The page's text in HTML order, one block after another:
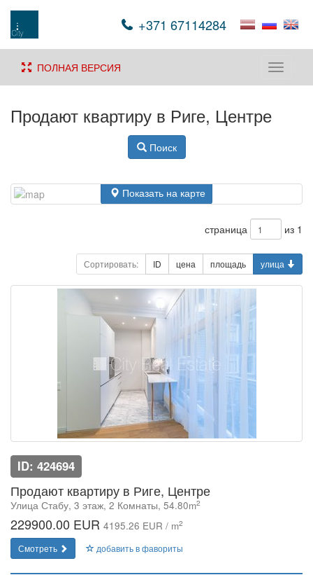
+371 67114284
Toggle
ПОЛНАЯ ВЕРСИЯ
Продают квартиру в Риге, Центре
Поиск
Показать на карте
страница из 1
Сортировать: ID цена площадь улица
ID: 424694
Продают квартиру в Риге, Центре
Улица Стабу, 3 этаж, 2 Комнаты, 54.80m2
229900.00 EUR 4195.26 EUR / m2
Смотреть добавить в фавориты